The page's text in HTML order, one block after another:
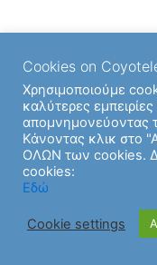
Copyright © 2026 |
Cookies on
Χρησιμοποιούμε
καλύτερες
απομνημονεύοντας
Κάνοντας κλικ στο
ΟΛΩΝ των cookies.
cookies:
Εδώ
Cookie settings